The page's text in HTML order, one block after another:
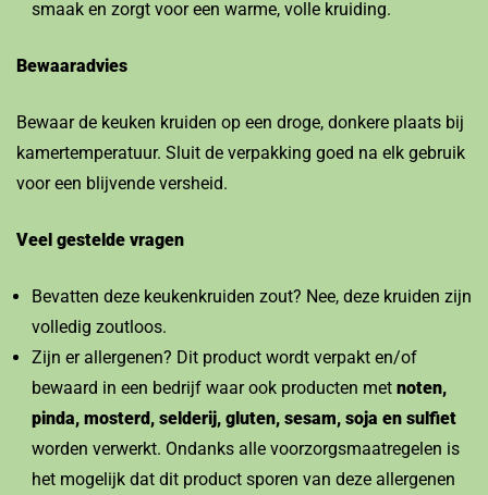
smaak en zorgt voor een warme, volle kruiding.
Bewaaradvies
Bewaar de keuken kruiden op een droge, donkere plaats bij
kamertemperatuur. Sluit de verpakking goed na elk gebruik
voor een blijvende versheid.
Veel gestelde vragen
Bevatten deze keukenkruiden zout? Nee, deze kruiden zijn
volledig zoutloos.
Zijn er allergenen? Dit product wordt verpakt en/of
bewaard in een bedrijf waar ook producten met noten,
pinda, mosterd, selderij, gluten, sesam, soja en sulfiet
worden verwerkt. Ondanks alle voorzorgsmaatregelen is
het mogelijk dat dit product sporen van deze allergenen